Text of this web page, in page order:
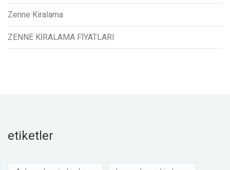
Zenne Kiralama
ZENNE KİRALAMA FİYATLARI
etiketler